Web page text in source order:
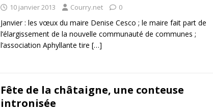
10 janvier 2013 Courry.net 0
Janvier : les vœux du maire Denise Cesco ; le maire fait part de
l’élargissement de la nouvelle communauté de communes ;
l’association Aphyllante tire […]
Fête de la châtaigne, une conteuse
intronisée